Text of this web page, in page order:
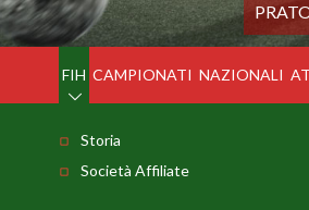
FIH CAMPIONATI NAZIONALI
Storia
Società Affiliate